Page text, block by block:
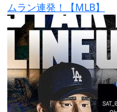
ムラン連発！【MLB】